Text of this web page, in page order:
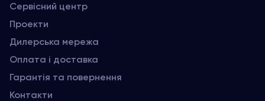
Сервісний центр
Проекти
Дилерська мережа
Оплата і доставка
Гарантія та повернення
Контакти